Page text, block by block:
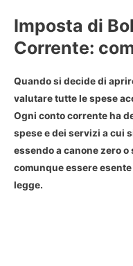
Imposta di
Corrente:
Quando si decide di
valutare tutte lespese
Ogni conto corrente ha
spese e dei servizi a cui
essendo a canone zero
comunque essere
legge.